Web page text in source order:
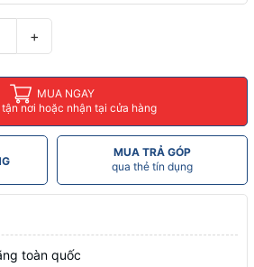
+
MUA NGAY
nơi hoặc nhận tại cửa hàng
MUA TRẢ GÓP
qua thẻ tín dụng
toàn quốc